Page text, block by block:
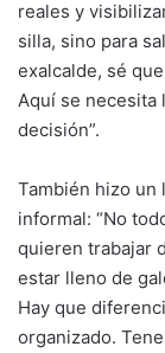
reales y
silla, sino para
exalcalde, sé
Aquí se necesita
decisión”.
También hizo un
informal: “No
quieren trabajar
estar lleno de
Hay que
organizado.